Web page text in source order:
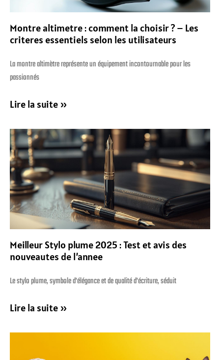
Montre altimetre : comment la choisir ? – Les
criteres essentiels selon les utilisateurs
La montre altimètre représente un équipement incontournable pour les
passionnés
Lire la suite »
Meilleur Stylo plume 2025 : Test et avis des
nouveautes de l’annee
Le stylo plume, symbole d'élégance et de qualité d'écriture, séduit
Lire la suite »